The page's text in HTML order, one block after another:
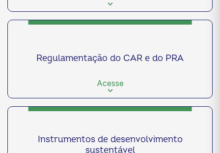
Regulamentação do CAR e do PRA
Acesse
Instrumentos de desenvolvimento
sustentável